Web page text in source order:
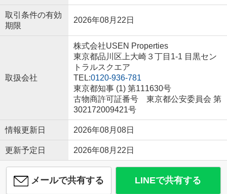
取引条件の有効
期限
2026年08月22日
取扱会社
株式会社USEN Properties
東京都品川区上大崎３丁目1-1 目黒セン
トラルスクエア
TEL:0120-936-781
東京都知事 (1) 第111630号
古物商許可証番号 東京都公安委員会 第
302172009421号
情報更新日 2026年08月08日
更新予定日 2026年08月22日
メールで共有する LINEで共有する